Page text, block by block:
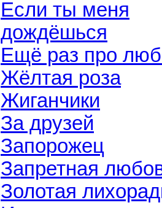
Если ты меня
дождёшься
Ещё раз про
Жёлтая роза
Жиганчики
За друзей
Запорожец
Запретная
Золотая